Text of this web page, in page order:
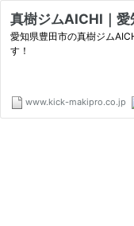
真樹ジムAICHI｜愛
愛知県豊田市の真樹ジム
す！
www.kick-makipro.co.jp